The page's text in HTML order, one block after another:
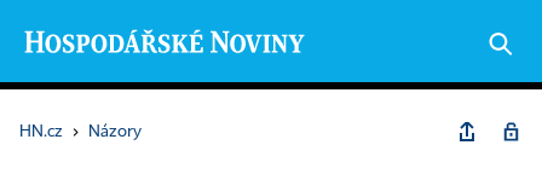
HN.cz › Názory